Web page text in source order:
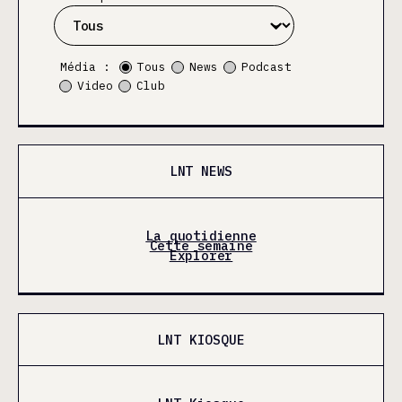
Média : Tous News
Podcast
Video
Club
LNT NEWS
La quotidienne
Cette semaine
Explorer
LNT KIOSQUE